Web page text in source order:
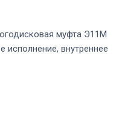
муфта Э11М
исполнение, внутреннее